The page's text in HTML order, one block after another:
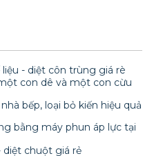
- diệt côn trùng giá rè
con dê và một con cừu
bếp, loại bỏ kiến hiệu quả
bằng máy phun áp lực tại
diệt chuột giá rẻ